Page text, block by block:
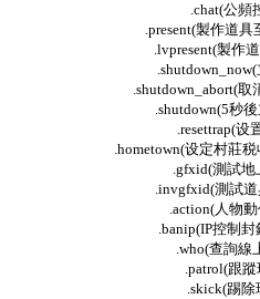
.chat(公頻
.present(製作道具
.lvpresent(製作
.shutdown_abort(取
.shutdown(5秒
.resettrap(设
.hometown(设定村莊
.gfxid(測試地
.invgfxid(測試
.action(人物
.banip(IP控制
.who(查詢線
.patrol(跟
.skick(踢除